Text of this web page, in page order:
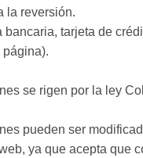
la reversión.
bancaria, tarjeta de
se rigen por la ley
pueden ser
ya que acepta que